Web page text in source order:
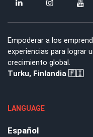
Empoderar a los
experiencias para lograr
crecimiento global.
Turku, Finlandia 🇫🇮
LANGUAGE
Español